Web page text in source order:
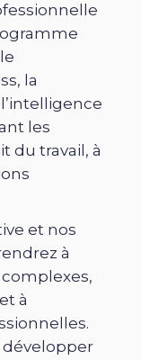
la
les
du travail, à
et nos
à
à
développer